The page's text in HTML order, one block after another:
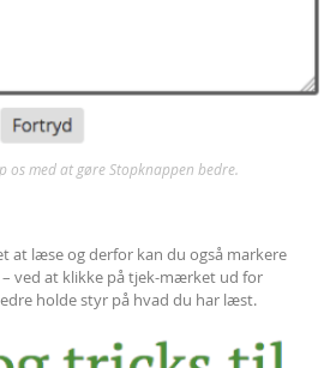
os med at gøre Stopknappen bedre.
at læse og derfor kan du også markere
ved at klikke på tjek-mærket ud for
holde styr på hvad du har læst.